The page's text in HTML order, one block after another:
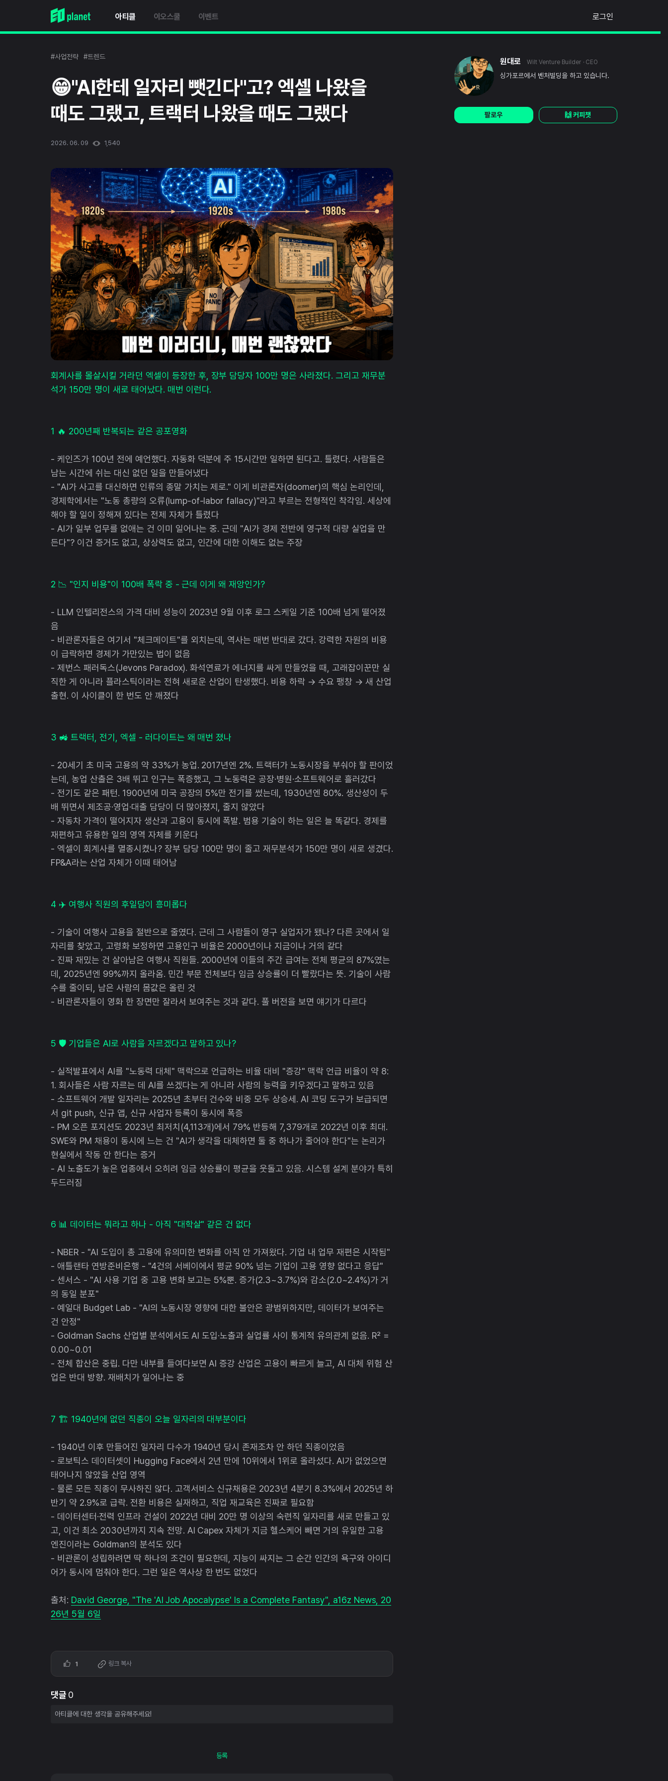
아티클 이오스쿨 이벤트 로그인
#사업전략 #트렌드
😁"AI한테 일자리 뺏긴다"고? 엑셀 나왔을
때도 그랬고, 트랙터 나왔을 때도 그랬다
2026. 06. 09 1,540
회계사를 몰살시킬 거라던 엑셀이 등장한 후, 장부 담당자 100만 명은 사라졌다. 그리고 재무분
석가 150만 명이 새로 태어났다. 매번 이런다.
1 🔥 200년째 반복되는 같은 공포영화
- 케인즈가 100년 전에 예언했다. 자동화 덕분에 주 15시간만 일하면 된다고. 틀렸다. 사람들은
남는 시간에 쉬는 대신 없던 일을 만들어냈다
- "AI가 사고를 대신하면 인류의 종말 가치는 제로." 이게 비관론자(doomer)의 핵심 논리인데,
경제학에서는 "노동 총량의 오류(lump-of-labor fallacy)"라고 부르는 전형적인 착각임. 세상에
해야 할 일이 정해져 있다는 전제 자체가 틀렸다
- AI가 일부 업무를 없애는 건 이미 일어나는 중. 근데 "AI가 경제 전반에 영구적 대량 실업을 만
든다"? 이건 증거도 없고, 상상력도 없고, 인간에 대한 이해도 없는 주장
2 📉 "인지 비용"이 100배 폭락 중 - 근데 이게 왜 재앙인가?
- LLM 인텔리전스의 가격 대비 성능이 2023년 9월 이후 로그 스케일 기준 100배 넘게 떨어졌
음
- 비관론자들은 여기서 "체크메이트"를 외치는데, 역사는 매번 반대로 갔다. 강력한 자원의 비용
이 급락하면 경제가 가만있는 법이 없음
- 제번스 패러독스(Jevons Paradox). 화석연료가 에너지를 싸게 만들었을 때, 고래잡이꾼만 실
직한 게 아니라 플라스틱이라는 전혀 새로운 산업이 탄생했다. 비용 하락 → 수요 팽창 → 새 산업
출현. 이 사이클이 한 번도 안 깨졌다
3 🚜 트랙터, 전기, 엑셀 - 러다이트는 왜 매번 졌나
- 20세기 초 미국 고용의 약 33%가 농업. 2017년엔 2%. 트랙터가 노동시장을 부숴야 할 판이었
는데, 농업 산출은 3배 뛰고 인구는 폭증했고, 그 노동력은 공장·병원·소프트웨어로 흘러갔다
- 전기도 같은 패턴. 1900년에 미국 공장의 5%만 전기를 썼는데, 1930년엔 80%. 생산성이 두
배 뛰면서 제조공·영업·대출 담당이 더 많아졌지, 줄지 않았다
- 자동차 가격이 떨어지자 생산과 고용이 동시에 폭발. 범용 기술이 하는 일은 늘 똑같다. 경제를
재편하고 유용한 일의 영역 자체를 키운다
- 엑셀이 회계사를 멸종시켰나? 장부 담당 100만 명이 줄고 재무분석가 150만 명이 새로 생겼다.
FP&A라는 산업 자체가 이때 태어남
4 ✈️ 여행사 직원의 후일담이 흥미롭다
- 기술이 여행사 고용을 절반으로 줄였다. 근데 그 사람들이 영구 실업자가 됐나? 다른 곳에서 일
자리를 찾았고, 고령화 보정하면 고용인구 비율은 2000년이나 지금이나 거의 같다
- 진짜 재밌는 건 살아남은 여행사 직원들. 2000년에 이들의 주간 급여는 전체 평균의 87%였는
데, 2025년엔 99%까지 올라옴. 민간 부문 전체보다 임금 상승률이 더 빨랐다는 뜻. 기술이 사람
수를 줄이되, 남은 사람의 몸값은 올린 것
- 비관론자들이 영화 한 장면만 잘라서 보여주는 것과 같다. 풀 버전을 보면 얘기가 다르다
5 🛡️ 기업들은 AI로 사람을 자르겠다고 말하고 있나?
- 실적발표에서 AI를 "노동력 대체" 맥락으로 언급하는 비율 대비 "증강" 맥락 언급 비율이 약 8:
1. 회사들은 사람 자르는 데 AI를 쓰겠다는 게 아니라 사람의 능력을 키우겠다고 말하고 있음
- 소프트웨어 개발 일자리는 2025년 초부터 건수와 비중 모두 상승세. AI 코딩 도구가 보급되면
서 git push, 신규 앱, 신규 사업자 등록이 동시에 폭증
- PM 오픈 포지션도 2023년 최저치(4,113개)에서 79% 반등해 7,379개로 2022년 이후 최대.
SWE와 PM 채용이 동시에 느는 건 "AI가 생각을 대체하면 둘 중 하나가 줄어야 한다"는 논리가
현실에서 작동 안 한다는 증거
- AI 노출도가 높은 업종에서 오히려 임금 상승률이 평균을 웃돌고 있음. 시스템 설계 분야가 특히
두드러짐
6 📊 데이터는 뭐라고 하나 - 아직 "대학살" 같은 건 없다
- NBER - "AI 도입이 총 고용에 유의미한 변화를 아직 안 가져왔다. 기업 내 업무 재편은 시작됨"
- 애틀랜타 연방준비은행 - "4건의 서베이에서 평균 90% 넘는 기업이 고용 영향 없다고 응답"
- 센서스 - "AI 사용 기업 중 고용 변화 보고는 5%뿐. 증가(2.3~3.7%)와 감소(2.0~2.4%)가 거
의 동일 분포"
- 예일대 Budget Lab - "AI의 노동시장 영향에 대한 불안은 광범위하지만, 데이터가 보여주는
건 안정"
- Goldman Sachs 산업별 분석에서도 AI 도입·노출과 실업률 사이 통계적 유의관계 없음. R² =
0.00~0.01
- 전체 합산은 중립. 다만 내부를 들여다보면 AI 증강 산업은 고용이 빠르게 늘고, AI 대체 위험 산
업은 반대 방향. 재배치가 일어나는 중
7 🏗️ 1940년에 없던 직종이 오늘 일자리의 대부분이다
- 1940년 이후 만들어진 일자리 다수가 1940년 당시 존재조차 안 하던 직종이었음
- 로보틱스 데이터셋이 Hugging Face에서 2년 만에 10위에서 1위로 올라섰다. AI가 없었으면
태어나지 않았을 산업 영역
- 물론 모든 직종이 무사하진 않다. 고객서비스 신규채용은 2023년 4분기 8.3%에서 2025년 하
반기 약 2.9%로 급락. 전환 비용은 실재하고, 직업 재교육은 진짜로 필요함
- 데이터센터·전력 인프라 건설이 2022년 대비 20만 명 이상의 숙련직 일자리를 새로 만들고 있
고, 이건 최소 2030년까지 지속 전망. AI Capex 자체가 지금 헬스케어 빼면 거의 유일한 고용
엔진이라는 Goldman의 분석도 있다
- 비관론이 성립하려면 딱 하나의 조건이 필요한데, 지능이 싸지는 그 순간 인간의 욕구와 아이디
어가 동시에 멈춰야 한다. 그런 일은 역사상 한 번도 없었다
출처: David George, "The 'AI Job Apocalypse' Is a Complete Fantasy", a16z News, 20
26년 5월 6일
1 링크 복사
댓글 0
등록
원대로 Wilt Venture Builder · CEO
싱가포르에서 벤처빌딩을 하고 있습니다.
팔로우 🙌 커피챗